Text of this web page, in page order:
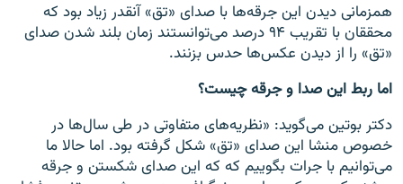
همزمانی دیدن این جرقه‌ها با صدای «تق» آنقدر زیاد بود که
محققان با تقریب ۹۴ درصد می‌توانستند زمان بلند شدن صدای
«تق» را از دیدن عکس‌ها حدس بزنند.
اما ربط این صدا و جرقه چیست؟
دکتر بوتین می‌گوید: «نظریه‌های متفاوتی در طی سال‌ها در
خصوص منشا این صدای «تق» شکل گرفته بود. اما حالا ما
می‌توانیم با جرات بگوییم که که این صدای شکستن و جرقه